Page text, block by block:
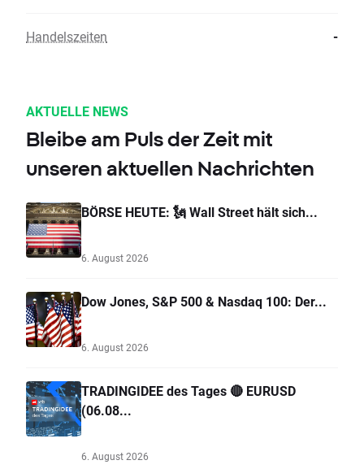
Handelszeiten -
AKTUELLE NEWS
Bleibe am Puls der Zeit mit
unseren aktuellen Nachrichten
BÖRSE HEUTE: 🗽 Wall Street hält sich...
6. August 2026
Dow Jones, S&P 500 & Nasdaq 100: Der...
6. August 2026
TRADINGIDEE des Tages 🔴 EURUSD
(06.08...
6. August 2026